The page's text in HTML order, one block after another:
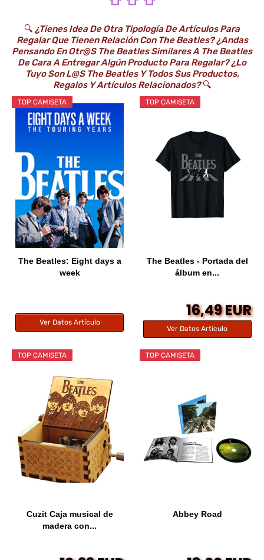
🔍 ¿Tienes Idea De Otra Tipología De Artículos Para
Regalar Que Tienen Relación Con The Beatles? ¿Andas
Pensando En Otr@s The Beatles Similares A The Beatles
De Cara A Entregar Algún Producto Para Regalar? ¿Lo
Tuyo Son L@s The Beatles Y Todos Sus Productos,
Regalos Y Artículos Relacionados?🔍
TOP CAMISETA
The Beatles: Eight days a
week
Ver Datos Artículo
TOP CAMISETA
The Beatles - Portada del
álbum en...
16,49 EUR
Ver Datos Artículo
TOP CAMISETA
Cuzit Caja musical de
madera con...
TOP CAMISETA
Abbey Road